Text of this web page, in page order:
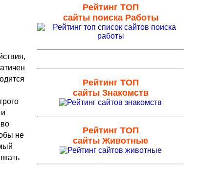
не
Рейтинг ТОП
сайты поиска Работы
Рейтинг ТОП
сайты Знакомств
Рейтинг ТОП
сайты Животные